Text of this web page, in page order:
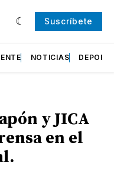
Suscríbete
NOTICIAS
y JICA
en el